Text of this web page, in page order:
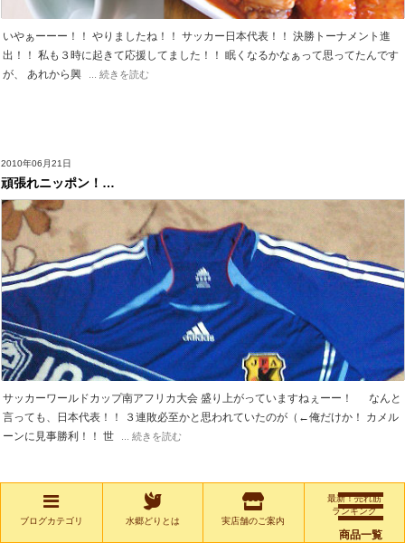
商品一覧
いやぁーーー！！ やりましたね！！ サッカー日本代表！！ 決勝トーナメント進
出！！ 私も３時に起きて応援してました！！ 眠くなるかなぁって思ってたんです
が、 あれから興
... 続きを読む
2010年06月21日
頑張れニッポン！…
サッカーワールドカップ南アフリカ大会 盛り上がっていますねぇーー！ なんと
言っても、日本代表！！ ３連敗必至かと思われていたのが（←俺だけか！ カメル
ーンに見事勝利！！ 世
... 続きを読む
ブログカテゴリ 水郷どりとは 実店舗のご案内
最新！売れ筋
ランキング